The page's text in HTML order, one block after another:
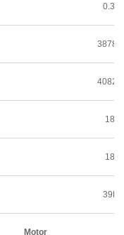
180°
180°
Motor